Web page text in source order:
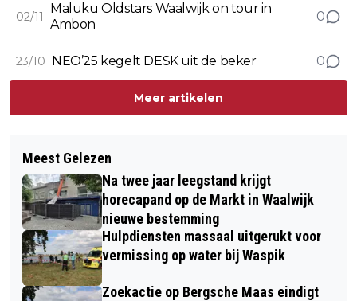
02/11
Maluku Oldstars Waalwijk on tour in
Ambon
0
23/10 NEO’25 kegelt DESK uit de beker 0
Meer artikelen
Meest Gelezen
Na twee jaar leegstand krijgt
horecapand op de Markt in Waalwijk
nieuwe bestemming
Hulpdiensten massaal uitgerukt voor
vermissing op water bij Waspik
Zoekactie op Bergsche Maas eindigt